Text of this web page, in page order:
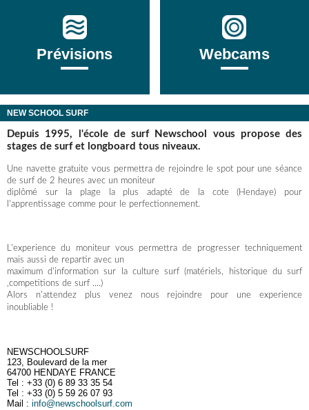
Prévisions Webcams
NEW SCHOOL SURF
Depuis 1995, l'école de surf Newschool vous propose des
stages de surf et longboard tous niveaux.
Une navette gratuite vous permettra de rejoindre le spot pour une séance
de surf de 2 heures avec un moniteur
diplômé sur la plage la plus adapté de la cote (Hendaye) pour
l'apprentissage comme pour le perfectionnement.
L'experience du moniteur vous permettra de progresser techniquement
mais aussi de repartir avec un
maximum d'information sur la culture surf (matériels, historique du surf
,competitions de surf ....)
Alors n'attendez plus venez nous rejoindre pour une experience
inoubliable !
NEWSCHOOLSURF
123, Boulevard de la mer
64700 HENDAYE FRANCE
Tel : +33 (0) 6 89 33 35 54
Tel : +33 (0) 5 59 26 07 93
Mail : info@newschoolsurf.com